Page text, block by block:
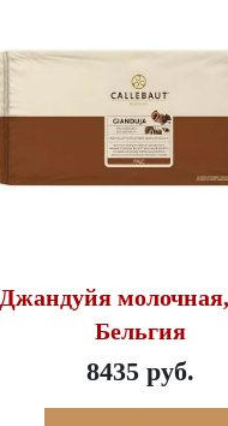
Джандуйя
Бельгия
8435 руб.